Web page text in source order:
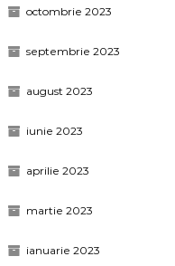
octombrie 2023
septembrie 2023
august 2023
iunie 2023
aprilie 2023
martie 2023
ianuarie 2023